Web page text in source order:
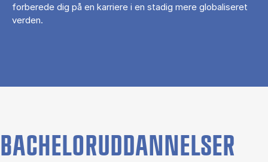
forberede dig på en karriere i en stadig mere globaliseret
verden.
BACHELORUDDANNELSER